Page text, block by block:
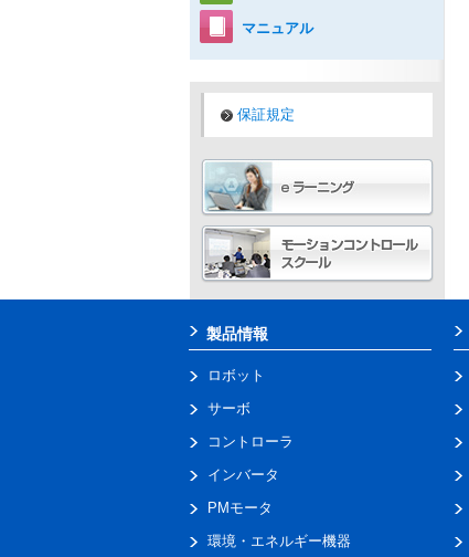
マニュアル
保証規定
製品情報
ロボット
サーボ
コントローラ
インバータ
PMモータ
環境・エネルギー機器